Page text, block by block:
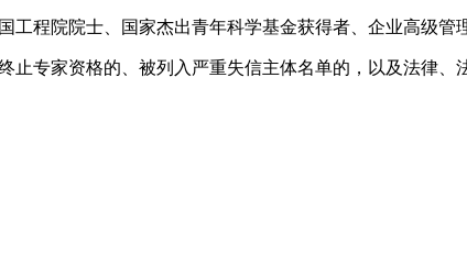
工程院院士、国家杰出青年科学基金获得者、企业高级管
专家资格的、被列入严重失信主体名单的，以及法律、